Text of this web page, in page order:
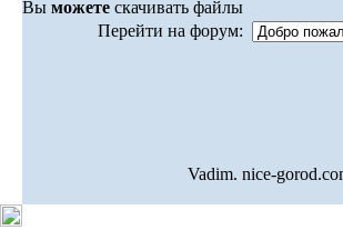
Вы можете скачивать файлы
Перейти на форум:
Vadim. nice-